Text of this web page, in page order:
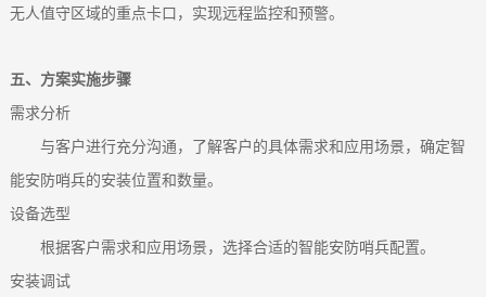
无人值守区域的重点卡口，实现远程监控和预警。
五、方案实施步骤
需求分析
与客户进行充分沟通，了解客户的具体需求和应用场景，确定智
能安防哨兵的安装位置和数量。
设备选型
根据客户需求和应用场景，选择合适的智能安防哨兵配置。
安装调试